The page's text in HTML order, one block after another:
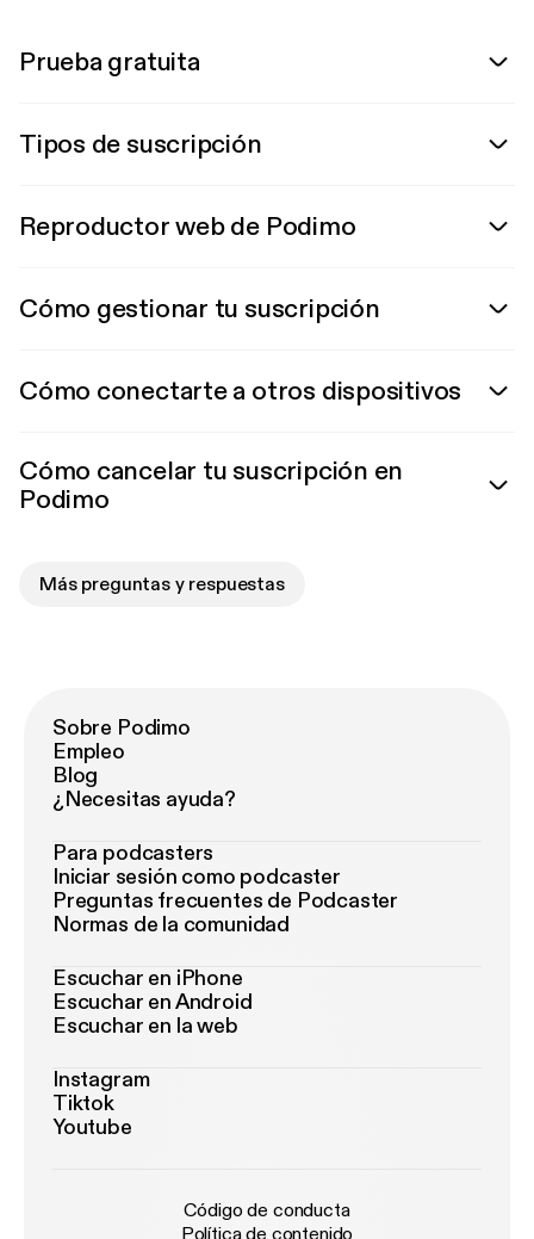
Prueba gratuita
Tipos de suscripción
Reproductor web de Podimo
Cómo gestionar tu suscripción
Cómo conectarte a otros dispositivos
Cómo cancelar tu suscripción en
Podimo
Más preguntas y respuestas
Sobre Podimo
Empleo
Blog
¿Necesitas ayuda?
Para podcasters
Iniciar sesión como podcaster
Preguntas frecuentes de Podcaster
Normas de la comunidad
Escuchar en iPhone
Escuchar en Android
Escuchar en la web
Instagram
Tiktok
Youtube
Código de conducta
Política de contenido